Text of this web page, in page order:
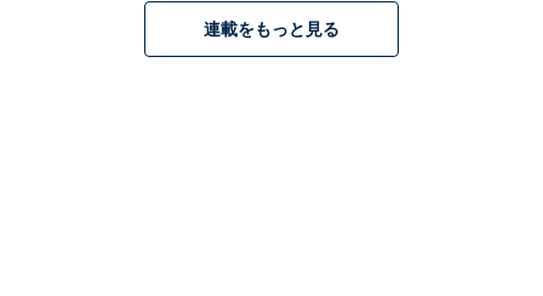
インしました。1998年に入団し、抜群の歌唱力と美しい
ビジュアルが認められ多くの作品に出演します。2001年
連載をもっと見る